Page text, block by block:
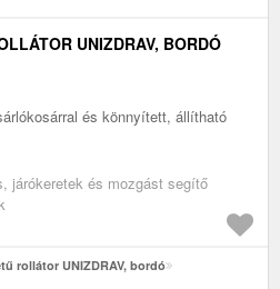
UNIZDRAV, BORDÓ
és könnyített, állítható
járókeretek és mozgást segítő
rollátor UNIZDRAV, bordó